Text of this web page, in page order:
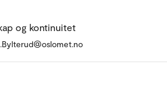
og kontinuitet